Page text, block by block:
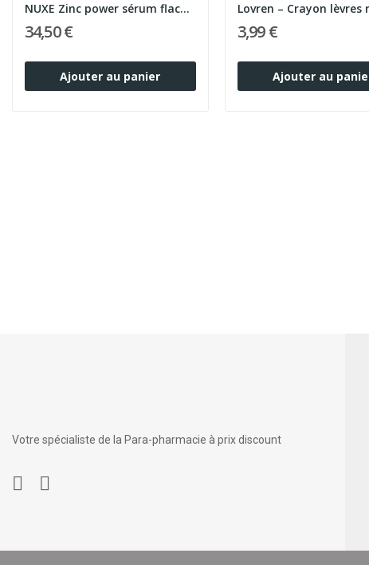
NUXE Zinc power sérum flacon pipette
34,50 €
Ajouter au panier
3,99 €
Ajouter au
Votre spécialiste de la Para-pharmacie à prix discount